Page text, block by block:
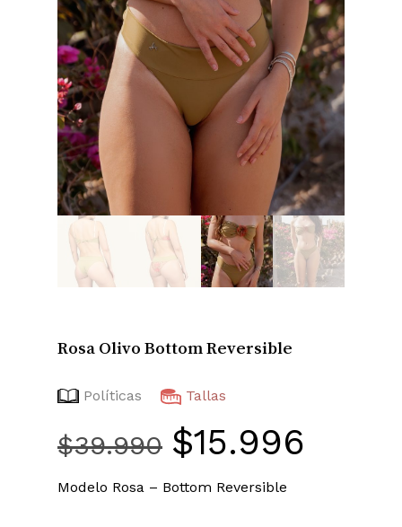
Políticas Tallas
Rosa Olivo Bottom Reversible
$39.990 El
precio
original
$15.996
Modelo Rosa – Bottom Reversible